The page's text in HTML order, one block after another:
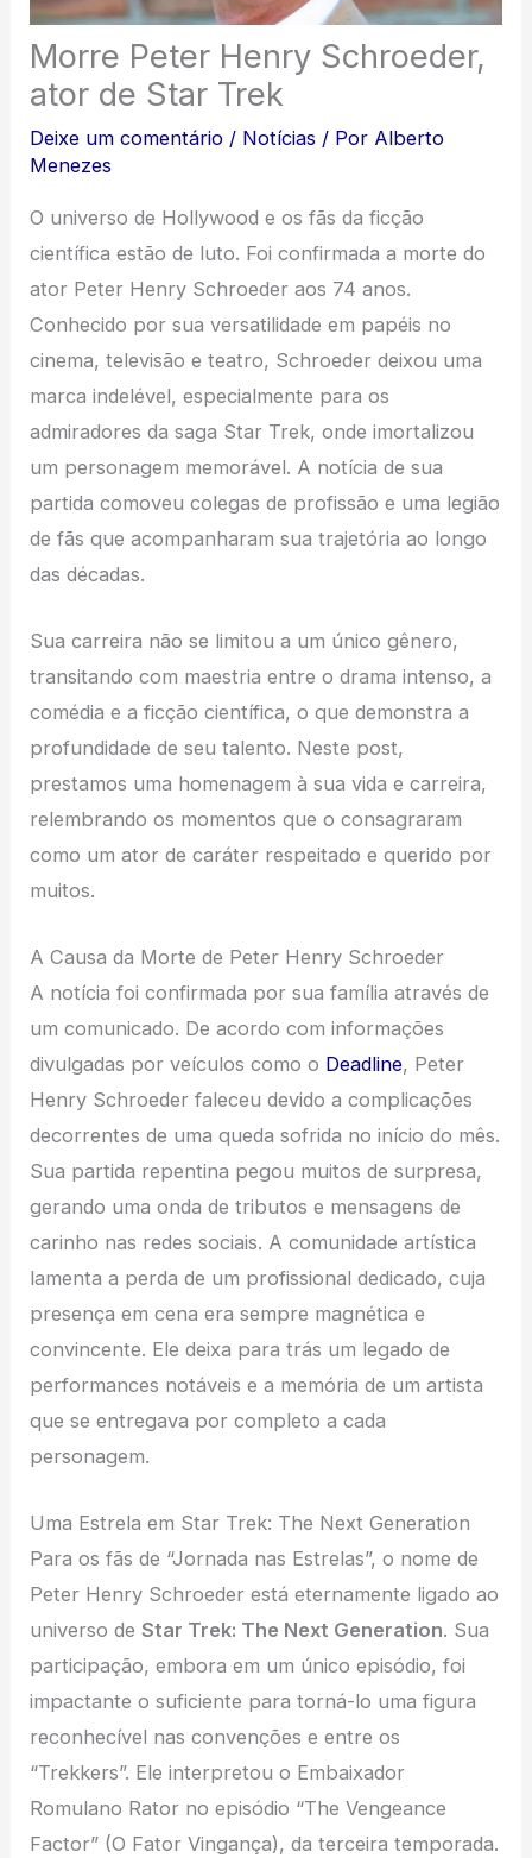
Morre Peter Henry Schroeder,
ator de Star Trek
Deixe um comentário / Notícias / Por Alberto
Menezes
O universo de Hollywood e os fãs da ficção
científica estão de luto. Foi confirmada a morte do
ator Peter Henry Schroeder aos 74 anos.
Conhecido por sua versatilidade em papéis no
cinema, televisão e teatro, Schroeder deixou uma
marca indelével, especialmente para os
admiradores da saga Star Trek, onde imortalizou
um personagem memorável. A notícia de sua
partida comoveu colegas de profissão e uma legião
de fãs que acompanharam sua trajetória ao longo
das décadas.
Sua carreira não se limitou a um único gênero,
transitando com maestria entre o drama intenso, a
comédia e a ficção científica, o que demonstra a
profundidade de seu talento. Neste post,
prestamos uma homenagem à sua vida e carreira,
relembrando os momentos que o consagraram
como um ator de caráter respeitado e querido por
muitos.
A Causa da Morte de Peter Henry Schroeder
A notícia foi confirmada por sua família através de
um comunicado. De acordo com informações
divulgadas por veículos como o Deadline, Peter
Henry Schroeder faleceu devido a complicações
decorrentes de uma queda sofrida no início do mês.
Sua partida repentina pegou muitos de surpresa,
gerando uma onda de tributos e mensagens de
carinho nas redes sociais. A comunidade artística
lamenta a perda de um profissional dedicado, cuja
presença em cena era sempre magnética e
convincente. Ele deixa para trás um legado de
performances notáveis e a memória de um artista
que se entregava por completo a cada
personagem.
Uma Estrela em Star Trek: The Next Generation
Para os fãs de “Jornada nas Estrelas”, o nome de
Peter Henry Schroeder está eternamente ligado ao
universo deStar Trek: The Next Generation. Sua
participação, embora em um único episódio, foi
impactante o suficiente para torná-lo uma figura
reconhecível nas convenções e entre os
“Trekkers”. Ele interpretou o Embaixador
Romulano Rator no episódio “The Vengeance
Factor” (O Fator Vingança), da terceira temporada.